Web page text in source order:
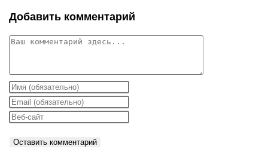
Добавить комментарий
Комментарий
Введите
свое
имя
имя
Введите
свой
адрес,
Введите
вашего